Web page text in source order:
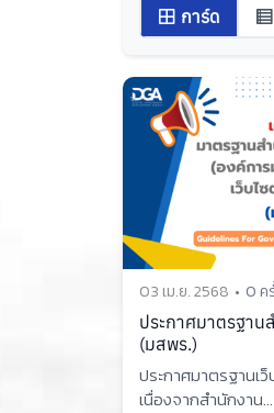
การ์ด
03 เม.ย. 2568 0 ค
ประกาศมาตรฐา
(มสพร.)
ประกาศมาตรฐานเ
เนื่องจากสำนักงาน...